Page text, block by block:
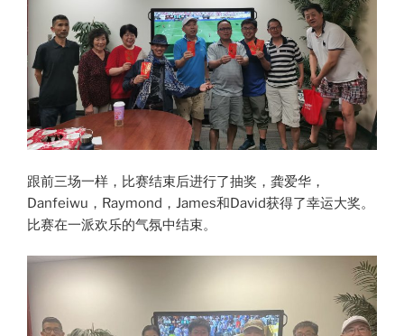
跟前三场一样，比赛结束后进行了抽奖，龚爱华，
Danfeiwu，Raymond，James和David获得了幸运大奖。
比赛在一派欢乐的气氛中结束。